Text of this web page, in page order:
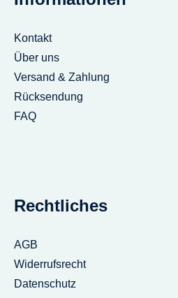
Kontakt
Über uns
Versand & Zahlung
Rücksendung
FAQ
Rechtliches
AGB
Widerrufsrecht
Datenschutz